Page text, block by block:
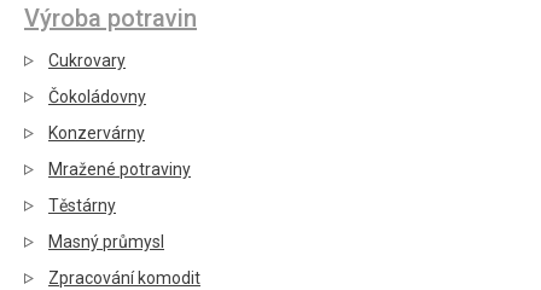
Výroba potravin
Cukrovary
Čokoládovny
Konzervárny
Mražené potraviny
Těstárny
Masný průmysl
Zpracování komodit